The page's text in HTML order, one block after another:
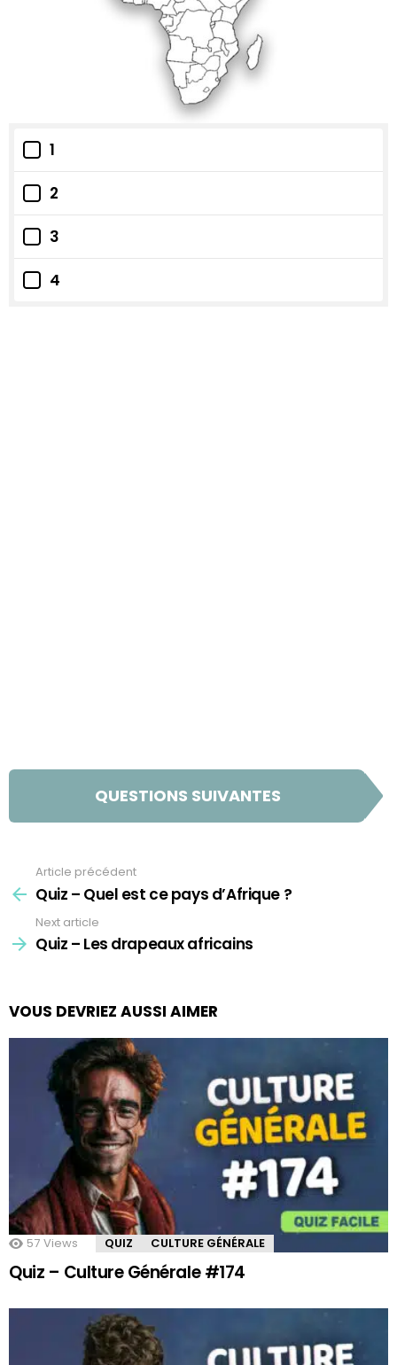
1
2
3
4
QUESTIONS SUIVANTES
more
Article précédent
Quiz – Quel est ce pays d’Afrique ?
Next article
Quiz – Les drapeaux africains
VOUS DEVRIEZ AUSSI AIMER
57 Views QUIZ CULTURE GÉNÉRALE
Quiz – Culture Générale #174